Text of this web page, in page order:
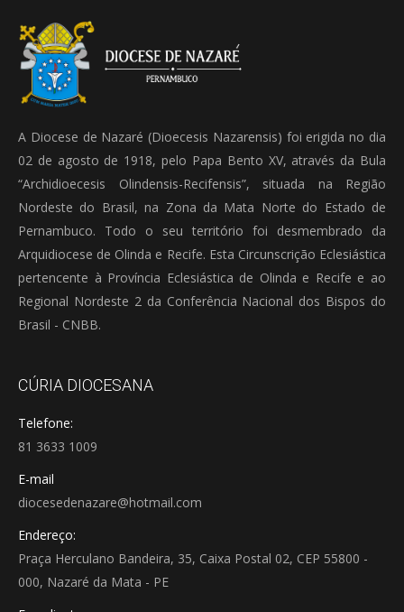
A Diocese de Nazaré (Dioecesis Nazarensis) foi erigida no dia
02 de agosto de 1918, pelo Papa Bento XV, através da Bula
“Archidioecesis Olindensis-Recifensis”, situada na Região
Nordeste do Brasil, na Zona da Mata Norte do Estado de
Pernambuco. Todo o seu território foi desmembrado da
Arquidiocese de Olinda e Recife. Esta Circunscrição Eclesiástica
pertencente à Província Eclesiástica de Olinda e Recife e ao
Regional Nordeste 2 da Conferência Nacional dos Bispos do
Brasil - CNBB.
CÚRIA DIOCESANA
Telefone:
81 3633 1009
E-mail
diocesedenazare@hotmail.com
Endereço:
Praça Herculano Bandeira, 35, Caixa Postal 02, CEP 55800 -
000, Nazaré da Mata - PE